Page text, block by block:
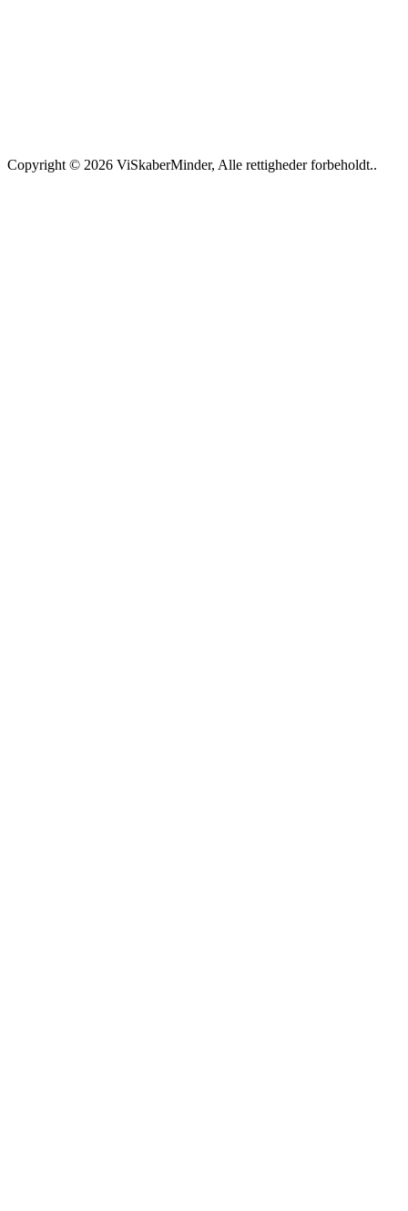
Copyright © 2026 ViSkaberMinder, Alle rettigheder forbeholdt..